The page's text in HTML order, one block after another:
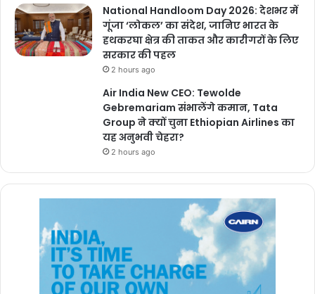
National Handloom Day 2026: देशभर में
गूंजा ‘लोकल’ का संदेश, जानिए भारत के
हथकरघा क्षेत्र की ताकत और कारीगरों के लिए
सरकार की पहल
2 hours ago
Air India New CEO: Tewolde
Gebremariam संभालेंगे कमान, Tata
Group ने क्यों चुना Ethiopian Airlines का
यह अनुभवी चेहरा?
2 hours ago